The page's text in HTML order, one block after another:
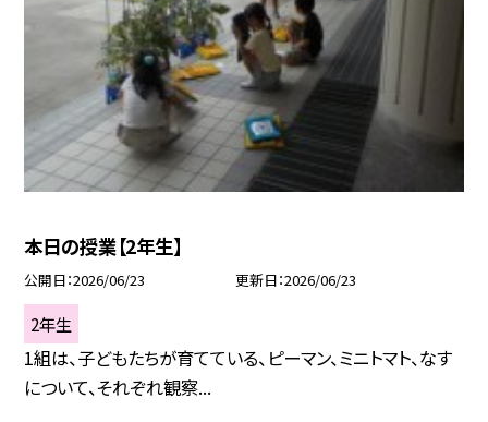
本日の授業【2年生】
公開日 2026/06/23 更新日 2026/06/23
2年生
1組は、子どもたちが育てている、ピーマン、ミニトマト、なす
について、それぞれ観察...